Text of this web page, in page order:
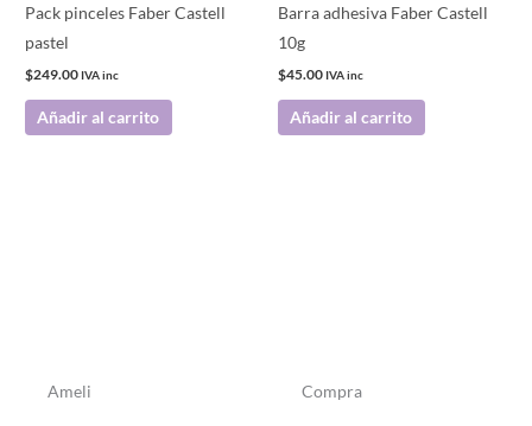
Pack pinceles Faber Castell
pastel
$249.00 IVA inc
Añadir al carrito
Barra adhesiva Faber Castell
10g
$45.00 IVA inc
Añadir al carrito
Ameli Compra